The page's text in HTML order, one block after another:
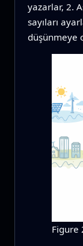
yazarlar, 2.
sayıları
düşünmeye
Figure